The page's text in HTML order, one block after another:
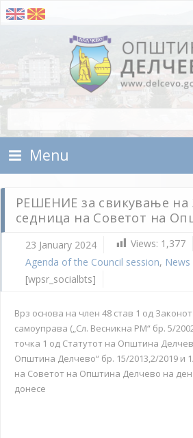
Skip To Content
Municipality of Delchevo
Menu
РЕШЕНИЕ за свикување на
седница на Советот на
23 January 2024 Views: 1,377
Agenda of the Council session, News
[wpsr_socialbts]
Врз основа на член 48 став 1 од
самоуправа („Сл. Весникна РМ“ бр. 5/
точка 1 од Статутот на Општина
Општина Делчево“ бр. 15/2013,2/2019 и
на Советот на Општина Делчево на ден
донесe